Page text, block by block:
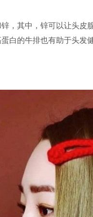
其中，锌可以让头皮
白的牛排也有助于头发